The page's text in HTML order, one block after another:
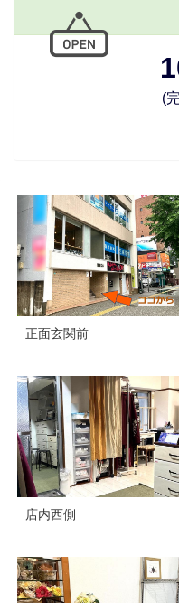
(
正面玄関前
店内西側